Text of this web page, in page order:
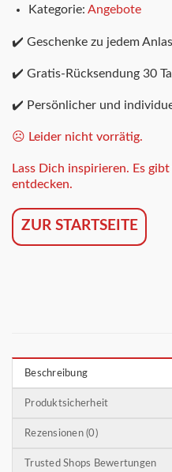
Kategorie: Angebote
✔️ Geschenke zu jedem
✔️ Gratis-Rücksendung 30
✔️ Persönlicher und
☹️ Leider nicht vorrätig.
Lass Dich inspirieren. Es
entdecken.
ZUR STARTSEITE
Beschreibung
Produktsicherheit
Rezensionen (0)
Trusted Shops Bewertungen